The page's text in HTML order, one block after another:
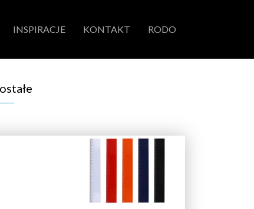
INSPIRACJE KONTAKT RODO